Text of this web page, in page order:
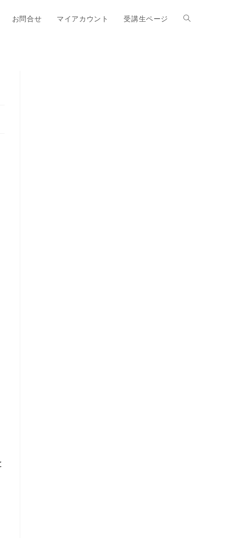
お問合せ マイアカウント 受講生ページ